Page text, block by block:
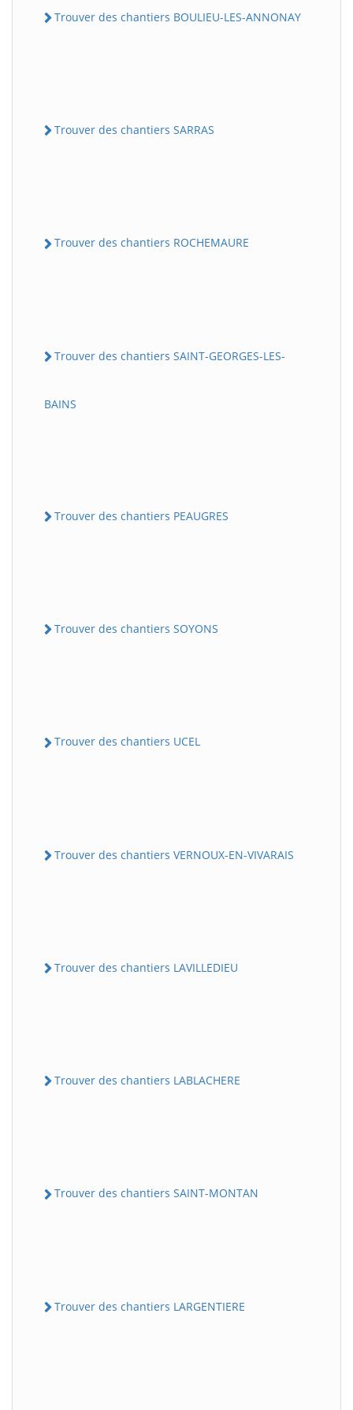
Trouver des chantiers BOULIEU-LES-ANNONAY
Trouver des chantiers SARRAS
Trouver des chantiers ROCHEMAURE
Trouver des chantiers SAINT-GEORGES-LES-
BAINS
Trouver des chantiers PEAUGRES
Trouver des chantiers SOYONS
Trouver des chantiers UCEL
Trouver des chantiers VERNOUX-EN-VIVARAIS
Trouver des chantiers LAVILLEDIEU
Trouver des chantiers LABLACHERE
Trouver des chantiers SAINT-MONTAN
Trouver des chantiers LARGENTIERE